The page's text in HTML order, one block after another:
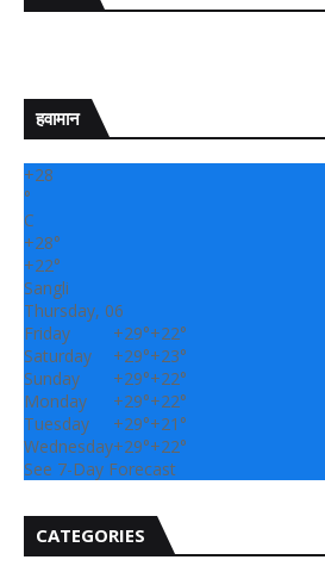
"
हवामान
+28
°
C
+28°
+22°
Sangli
Thursday, 06
Friday
+29°+22°
Saturday
+29°+23°
Sunday
+29°+22°
Monday
+29°+22°
Tuesday
+29°+21°
Wednesday+29°+22°
See 7-Day Forecast
CATEGORIES